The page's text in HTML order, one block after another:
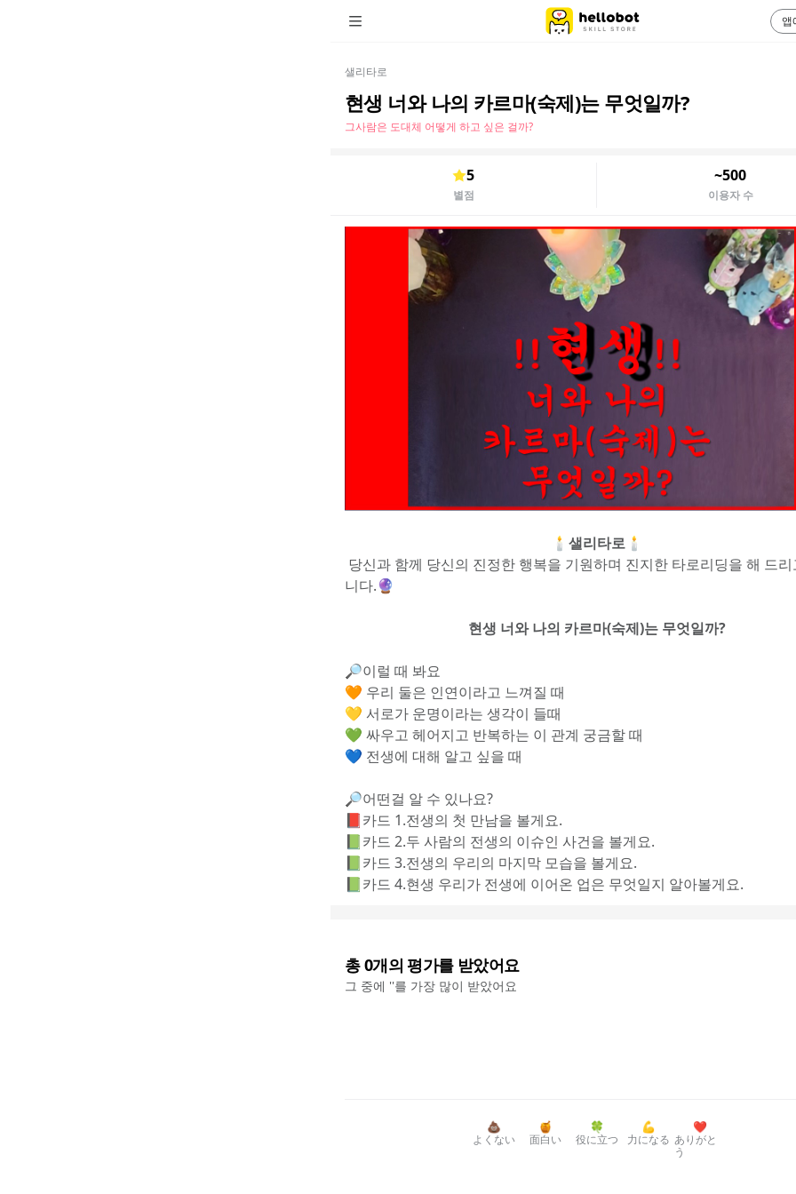
샐리타로
현생 너와 나의 카르마(숙제)는 무엇일까?
그사람은 도대체 어떻게 하고 싶은 걸까?
5
별점
~500
이용자 수
🕯️샐리타로🕯️
당신과 함께 당신의 진정한 행복을 기원하며 진지한 타로리딩을 해 드
니다.🔮
현생 너와 나의 카르마(숙제)는 무엇일까?
🔎이럴 때 봐요
🧡 우리 둘은 인연이라고 느껴질 때
💛 서로가 운명이라는 생각이 들때
💚 싸우고 헤어지고 반복하는 이 관계 궁금할 때
💙 전생에 대해 알고 싶을 때
🔎어떤걸 알 수 있나요?
📕카드 1.전생의 첫 만남을 볼게요.
📗카드 2.두 사람의 전생의 이슈인 사건을 볼게요.
📗카드 3.전생의 우리의 마지막 모습을 볼게요.
📗카드 4.현생 우리가 전생에 이어온 업은 무엇일지 알아볼게요.
총0개의 평가를 받았어요
그 중에 ''를 가장 많이 받았어요
💩
よくない
🍯
面白い
🍀
役に立つ
💪
力になる
❤️
ありがと
う
앱